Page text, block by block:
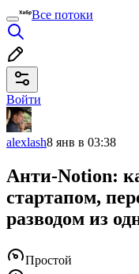
Все потоки
Войти
alexlash8 янв в 03:38
Анти-Notion:
стартапом,
разводом из
Простой